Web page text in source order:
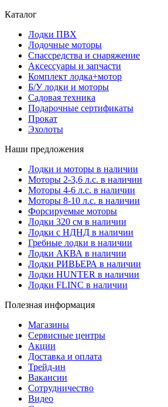
Каталог
Лодки ПВХ
Лодочные моторы
Спассредства и снаряжение
Аксессуары и запчасти
Комплект лодка+мотор
Б/У лодки и моторы
Садовая техника
Подарочные сертификаты
Прокат
Эхолоты
Наши предложения
Лодки и моторы в наличии
Моторы 2-3,6 л.с. в наличии
Моторы 4-6 л.с. в наличии
Моторы 8-10 л.с. в наличии
Форсируемые моторы
Лодки 320 см в наличии
Лодки с НДНД в наличии
Гребные лодки в наличии
Лодки АКВА в наличии
Лодки РИВЬЕРА в наличии
Лодки HUNTER в наличии
Лодки FLINC в наличии
Полезная информация
Магазины
Сервисные центры
Акции
Доставка и оплата
Трейд-ин
Вакансии
Сотрудничество
Видео